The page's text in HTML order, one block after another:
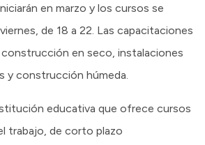
en marzo y los cursos se
de 18 a 22. Las capacitaciones
construcción en seco, instalaciones
y construcción húmeda.
educativa que ofrece cursos
trabajo, de corto plazo